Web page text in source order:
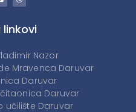
linkovi
Nazor
Mravenca Daruvar
Daruvar
čitaonica Daruvar
učilište Daruvar